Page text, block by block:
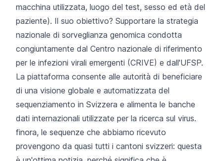
macchina utilizzata, luogo del test, sesso ed età del
paziente). Il suo obiettivo? Supportare la strategia
nazionale di sorveglianza genomica condotta
congiuntamente dal Centro nazionale di riferimento
per le infezioni virali emergenti (CRIVE) e dall'UFSP.
La piattaforma consente alle autorità di beneficiare
di una visione globale e automatizzata del
sequenziamento in Svizzera e alimenta le banche
dati internazionali utilizzate per la ricerca sul virus.
finora, le sequenze che abbiamo ricevuto
provengono da quasi tutti i cantoni svizzeri: questa